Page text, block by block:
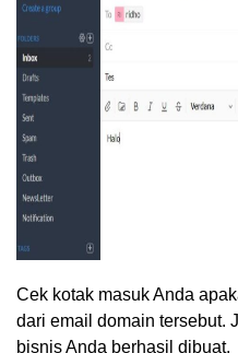
Cek kotak masuk Anda
dari email domain tersebut.
bisnis Anda berhasil dibuat.